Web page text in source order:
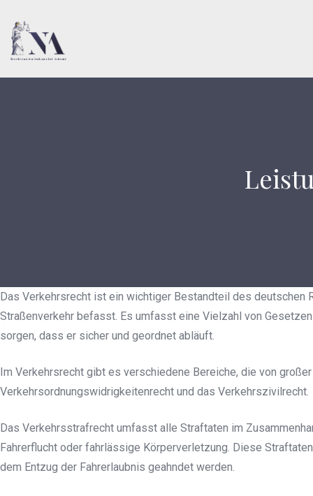
Das Verkehrsrecht ist ein wichtiger Bestandteil des deutschen
Straßenverkehr befasst. Es umfasst eine Vielzahl von
sorgen, dass er sicher und geordnet abläuft.
Im Verkehrsrecht gibt es verschiedene Bereiche, die von
Verkehrsordnungswidrigkeitenrecht und das Verkehrszivilrecht.
Das Verkehrsstrafrecht umfasst alle Straftaten im
Fahrerflucht oder fahrlässige Körperverletzung. Diese
dem Entzug der Fahrerlaubnis geahndet werden.